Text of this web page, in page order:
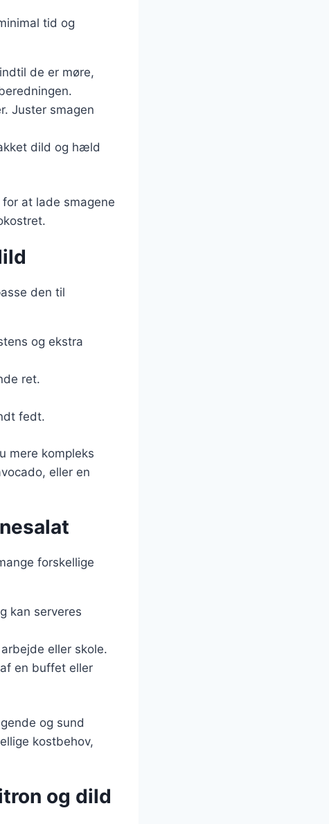
tid og
de er møre,
Juster smagen
dild og hæld
at lade smagene
den til
og ekstra
ret.
fedt.
mere kompleks
eller en
forskellige
kan serveres
eller skole.
en buffet eller
og sund
kostbehov,
og dild